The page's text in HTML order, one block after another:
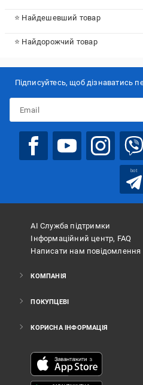
⭐ Найдешевший товар
⭐ Найдорожчий товар
Підписуйтесь, щоб дізнаватись
bot
АІ Служба підтримки
Інформаційний центр, FAQ
Написати нам повідомлення
КОМПАНІЯ
ПОКУПЦЕВІ
КОРИСНА ІНФОРМАЦІЯ